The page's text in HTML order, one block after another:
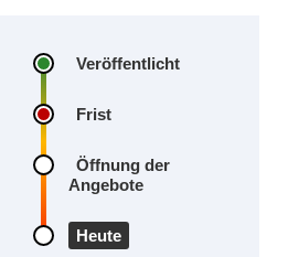
Veröffentlicht
Frist
Öffnung der
Angebote
Heute